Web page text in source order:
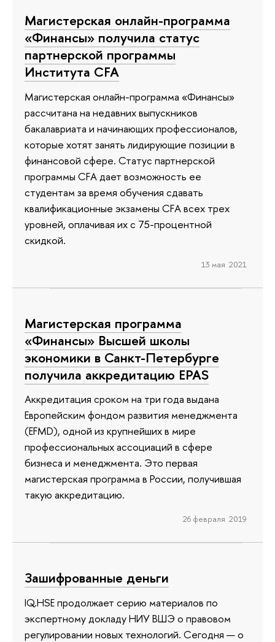
Магистерская онлайн-программа
«Финансы» получила статус
партнерской программы
Института CFA
Магистерская онлайн-программа «Финансы»
рассчитана на недавних выпускников
бакалавриата и начинающих профессионалов,
которые хотят занять лидирующие позиции в
финансовой сфере. Статус партнерской
программы CFA дает возможность ее
студентам за время обучения сдавать
квалификационные экзамены CFA всех трех
уровней, оплачивая их с 75-процентной
скидкой.
13 мая 2021
Магистерская программа
«Финансы» Высшей школы
экономики в Санкт-Петербурге
получила аккредитацию EPAS
Аккредитация сроком на три года выдана
Европейским фондом развития менеджмента
(EFMD), одной из крупнейших в мире
профессиональных ассоциаций в сфере
бизнеса и менеджмента. Это первая
магистерская программа в России, получившая
такую аккредитацию.
26 февраля 2019
Зашифрованные деньги
IQ.HSE продолжает серию материалов по
экспертному докладу НИУ ВШЭ о правовом
регулировании новых технологий. Сегодня — о